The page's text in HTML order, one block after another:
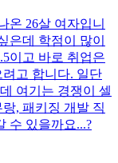
온 26살 여자입니
은데 학점이 많이
이고 바로 취업은
고 합니다. 일단
여기는 경쟁이 셀
, 패키징 개발 직
수 있을까요...?